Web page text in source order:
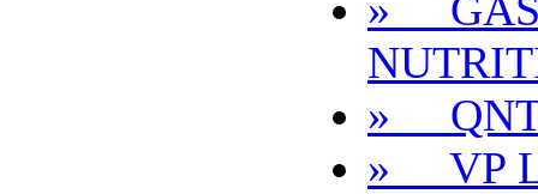
»
» VP